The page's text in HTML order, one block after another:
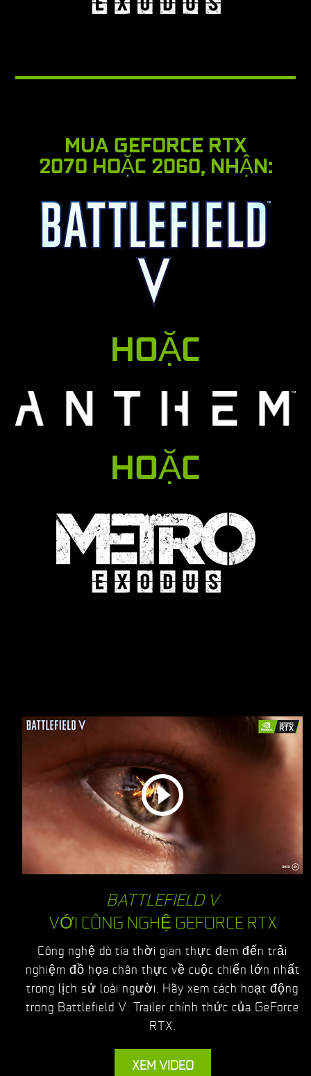
MUA GEFORCE RTX
2070 HOẶC 2060, NHẬN:
HOẶC
HOẶC
BATTLEFIELD V
VỚI CÔNG NGHỆ GEFORCE RTX
Công nghệ dò tia thời gian thực đem đến trải
nghiệm đồ họa chân thực về cuộc chiến lớn nhất
trong lịch sử loài người. Hãy xem cách hoạt động
trong Battlefield V: Trailer chính thức của GeForce
RTX.
XEM VIDEO